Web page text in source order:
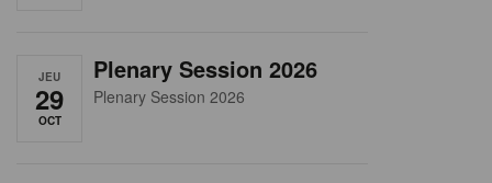
JEU
29
OCT
Plenary Session 2026
Plenary Session 2026